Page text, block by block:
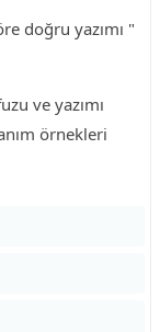
doğru yazımı "
ve yazımı
örnekleri